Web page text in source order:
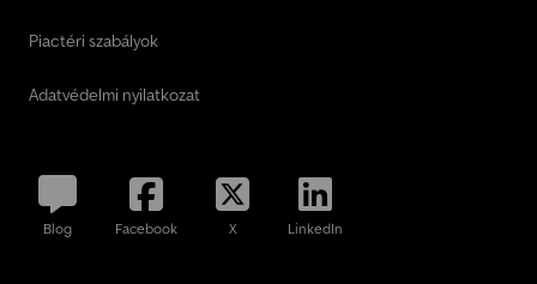
Piactéri szabályok
Adatvédelmi nyilatkozat
Blog Facebook X LinkedIn